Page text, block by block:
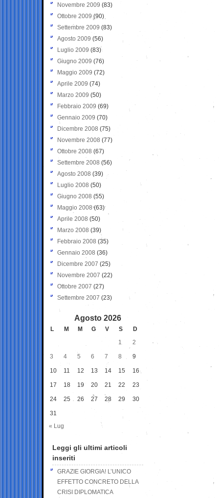
Novembre 2009 (83)
Ottobre 2009 (90)
Settembre 2009 (83)
Agosto 2009 (56)
Luglio 2009 (83)
Giugno 2009 (76)
Maggio 2009 (72)
Aprile 2009 (74)
Marzo 2009 (50)
Febbraio 2009 (69)
Gennaio 2009 (70)
Dicembre 2008 (75)
Novembre 2008 (77)
Ottobre 2008 (67)
Settembre 2008 (56)
Agosto 2008 (39)
Luglio 2008 (50)
Giugno 2008 (55)
Maggio 2008(63)
Aprile 2008 (50)
Marzo 2008 (39)
Febbraio 2008 (35)
Gennaio 2008 (36)
Dicembre 2007 (25)
Novembre 2007 (22)
Ottobre 2007 (27)
Settembre 2007 (23)
Agosto 2026
L M M G V S
D
1
2
3 4 5 6 7 8 9
10 11 12 13 14 15 16
17 18 19 20 21 22 23
24 25 26 27 28 29 30
31
« Lug
Leggi gli ultimi articoli
inseriti
GRAZIE GIORGIA! L’UNICO
EFFETTO CONCRETO DELLA
CRISI DIPLOMATICA